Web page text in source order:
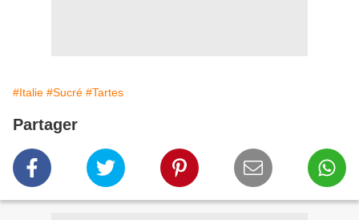
#Italie #Sucré #Tartes
Partager